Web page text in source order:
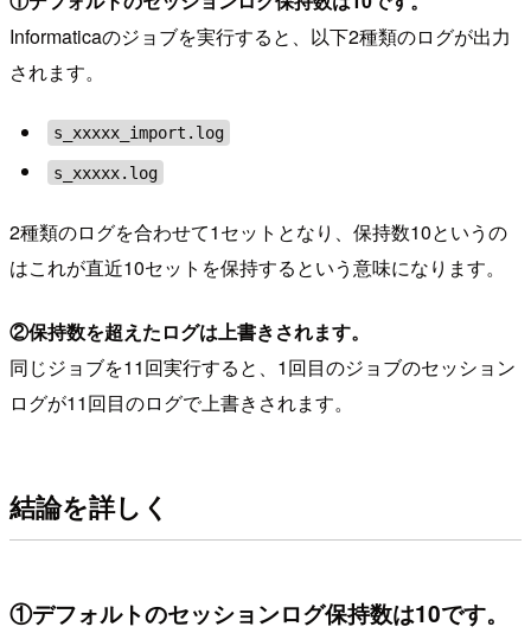
Informaticaのジョブを実行すると、以下2種類のログが出力
されます。
s_xxxxx_import.log
s_xxxxx.log
2種類のログを合わせて1セットとなり、保持数10というの
はこれが直近10セットを保持するという意味になります。
②保持数を超えたログは上書きされます。
同じジョブを11回実行すると、1回目のジョブのセッション
ログが11回目のログで上書きされます。
結論を詳しく
①デフォルトのセッションログ保持数は10です。